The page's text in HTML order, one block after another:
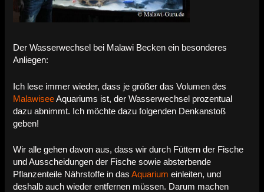
Der Wasserwechsel bei Malawi Becken ein besonderes
Anliegen:
Ich lese immer wieder, dass je größer das Volumen des
MalawiseeAquariums ist, der Wasserwechsel prozentual
dazu abnimmt. Ich möchte dazu folgenden Denkanstoß
geben!
Wir alle gehen davon aus, dass wir durch Füttern der Fische
und Ausscheidungen der Fische sowie absterbende
Pflanzenteile Nährstoffe in dasAquarium einleiten, und
deshalb auch wieder entfernen müssen. Darum machen